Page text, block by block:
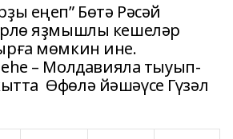
еңеп” Бөтә Рәсәй
яҙмышлы кешеләр
мөмкин ине.
– Молдавияла тыуып-
Өфөлә йәшәүсе Гүзәл